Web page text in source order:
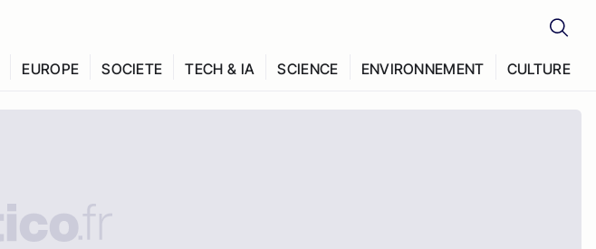
EUROPE SOCIETE TECH & IA SCIENCE ENVIRONNEMENT CULTURE